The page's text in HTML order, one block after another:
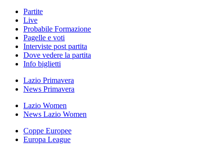
Partite
Live
Probabile Formazione
Pagelle e voti
Interviste post partita
Dove vedere la partita
Info biglietti
Lazio Primavera
News Primavera
Lazio Women
News Lazio Women
Coppe Europee
Europa League